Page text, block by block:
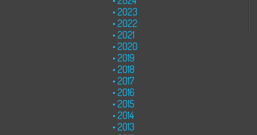
2023
2022
2021
2020
2019
2018
2017
2016
2015
2014
2013